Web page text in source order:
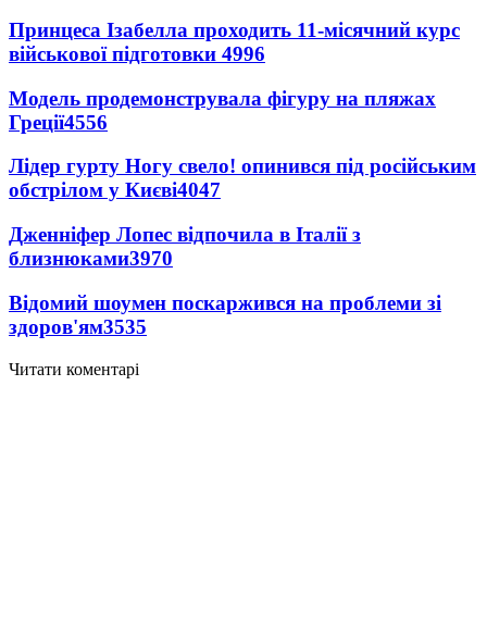
Принцеса Ізабелла проходить 11-місячний курс
військової підготовки 4996
Модель продемонструвала фігуру на пляжах
Греції4556
Лідер гурту Ногу свело! опинився під російським
обстрілом у Києві4047
Дженніфер Лопес відпочила в Італії з
близнюками3970
Відомий шоумен поскаржився на проблеми зі
здоров'ям3535
Читати коментарі